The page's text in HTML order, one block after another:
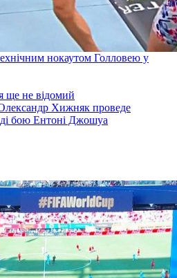
нокаутом Голловею у
Хижняк проведе
бою Ентоні Джошуа